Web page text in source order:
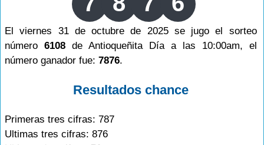
El viernes 31 de octubre de 2025 se jugo el sorteo
número 6108de Antioqueñita Día a las 10:00am, el
número ganador fue: 7876.
Resultados chance
Primeras tres cifras: 787
Ultimas tres cifras: 876